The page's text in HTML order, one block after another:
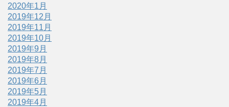
2020年1月
2019年12月
2019年11月
2019年10月
2019年9月
2019年8月
2019年7月
2019年6月
2019年5月
2019年4月